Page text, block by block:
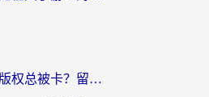
海外看优酷有限版权总被卡？留学生亲测有效的回国加速器选择指南